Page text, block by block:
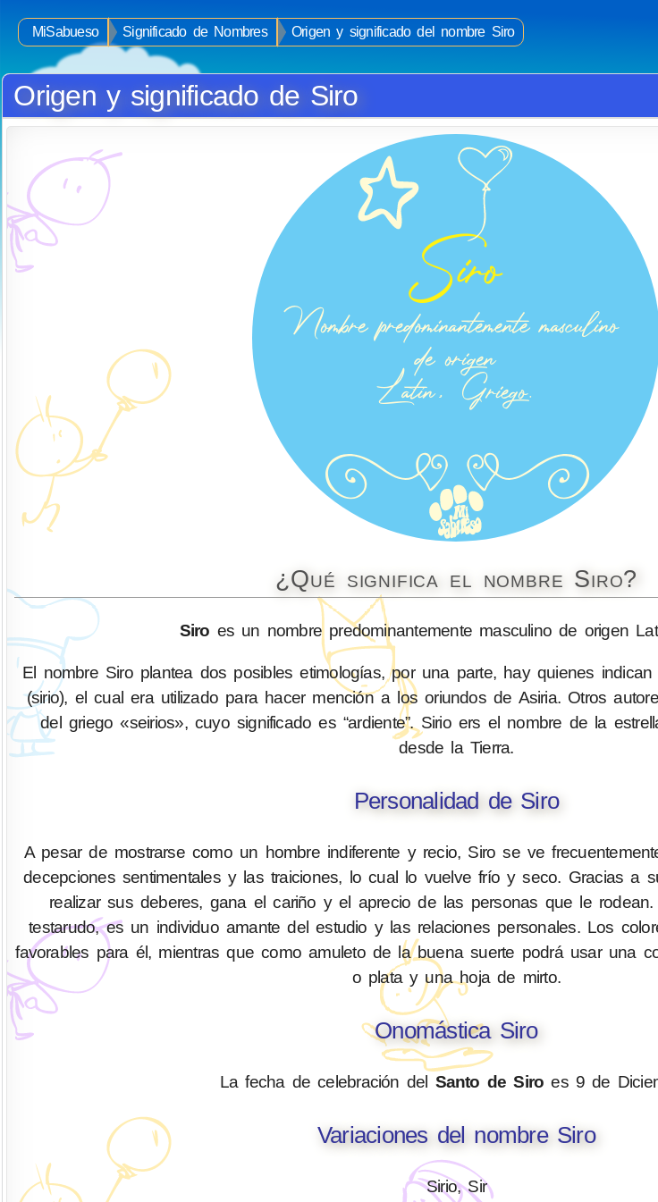
MiSabueso Significado de Nombres
Origen y significado del nombre Siro
Origen y significado de Siro
¿Qué significa el nombre Siro?
Siro es un nombre predominantemente masculino de origen
El nombre Siro plantea dos posibles etimologías, por una parte, hay quienes
(sirio), el cual era utilizado para hacer mención a los oriundos de Asiria. Otros
del griego «seirios», cuyo significado es “ardiente”. Sirio ers el nombre de la
desde la Tierra.
Personalidad de Siro
A pesar de mostrarse como un hombre indiferente y recio, Siro se ve
decepciones sentimentales y las traiciones, lo cual lo vuelve frío y seco. Gracias a
realizar sus deberes, gana el cariño y el aprecio de las personas que le rodean.
testarudo, es un individuo amante del estudio y las relaciones personales. Los
favorables para él, mientras que como amuleto de la buena suerte podrá usar una
o plata y una hoja de mirto.
Onomástica Siro
La fecha de celebración del Santo de Siro es 9 de
Variaciones del nombre Siro
Sirio, Sir